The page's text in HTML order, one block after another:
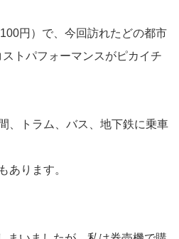
円）で、今回訪れたどの都市
トパフォーマンスがピカイチ
、トラム、バス、地下鉄に乗車
あります。